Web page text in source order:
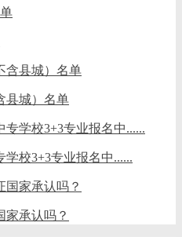
县城）名单
学校3+3专业报名中......
家承认吗？